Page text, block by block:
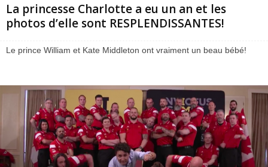
La princesse Charlotte a eu un an et les
photos d’elle sont RESPLENDISSANTES!
Le prince William et Kate Middleton ont vraiment un beau bébé!